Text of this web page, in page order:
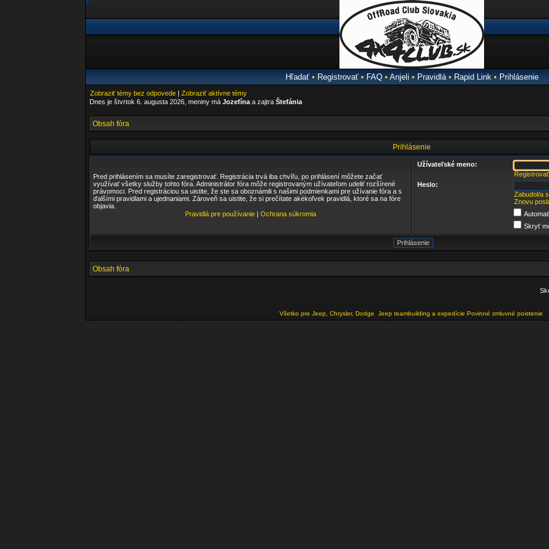
Hľadať• Registrovať• FAQ• Anjeli • Pravidlá• Rapid Link • Prihlásenie
Zobraziť témy bez odpovede| Zobraziť aktívne témy
Dnes je štvrtok 6. augusta 2026, meniny má Jozefínaa zajtra Štefánia
Obsah fóra
Prihlásenie
Pred prihlásením sa musíte zaregistrovať. Registrácia trvá iba chvíľu, po prihlásení môžete začať
využívať všetky služby tohto fóra. Administrátor fóra môže registrovaným užívateľom udeliť rozšírené
právomoci. Pred registráciou sa uistite, že ste sa oboznámili s našimi podmienkami pre užívanie fóra a s
ďalšími pravidlami a ujednaniami. Zároveň sa uistite, že si prečítate akékoľvek pravidlá, ktoré sa na fóre
objavia.
Pravidlá pre používanie| Ochrana súkromia
Užívateľské meno:
Registrovať
Heslo:
Zabudol/a
Znovu
Skryť
Obsah fóra
Všetko pre Jeep, Chrysler, Dodge Jeep teambuilding a expedície Povinné zmluvné poistenie